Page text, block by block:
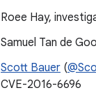
Roee Hay,
Samuel Tan de
Scott Bauer (
CVE-2016-6696